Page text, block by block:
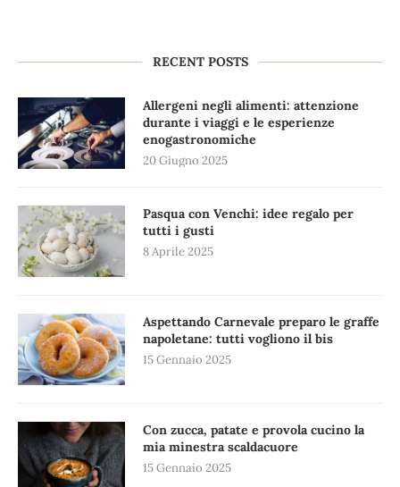
RECENT POSTS
Allergeni negli alimenti: attenzione
durante i viaggi e le esperienze
enogastronomiche
20 Giugno 2025
Pasqua con Venchi: idee regalo per
tutti i gusti
8 Aprile 2025
Aspettando Carnevale preparo le graffe
napoletane: tutti vogliono il bis
15 Gennaio 2025
Con zucca, patate e provola cucino la
mia minestra scaldacuore
15 Gennaio 2025